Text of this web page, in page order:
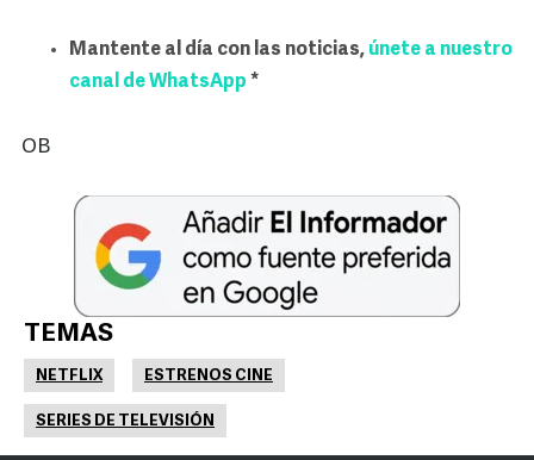
Mantente al día con las noticias, únete a nuestro
canal de WhatsApp *
OB
TEMAS
NETFLIX ESTRENOS CINE
SERIES DE TELEVISIÓN